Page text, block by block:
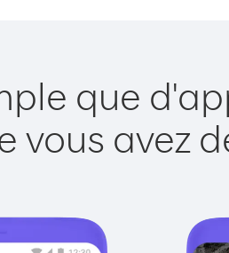
que
vous avez